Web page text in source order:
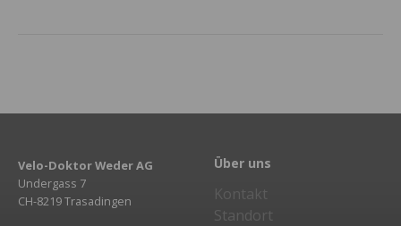
Velo-Doktor Weder AG
Undergass 7
CH-8219 Trasadingen
Über uns
Kontakt
Standort